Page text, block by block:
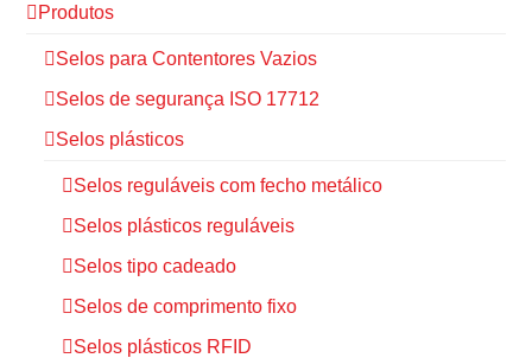
Produtos
Selos para Contentores Vazios
Selos de segurança ISO 17712
Selos plásticos
Selos reguláveis com fecho metálico
Selos plásticos reguláveis
Selos tipo cadeado
Selos de comprimento fixo
Selos plásticos RFID